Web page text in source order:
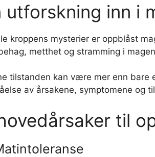
utforskning inn i
kroppens mysterier er oppblåst
metthet og stramming i
tilstanden kan være mer enn bare
av årsakene, symptomene og
til